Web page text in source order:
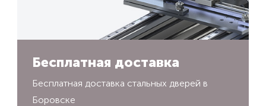
Бесплатная доставка
Бесплатная доставка стальных дверей в
Боровске